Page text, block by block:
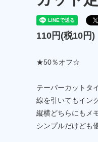
110円(税10円)
★50％オフ☆
テーパーカットタ
線を引いてもイン
縦横どちらにもメ
シンプルだけども